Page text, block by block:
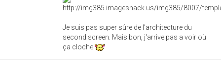
Je suis pas super sûre de l'architecture du
second screen. Mais bon, j'arrive pas a voir où
ça cloche